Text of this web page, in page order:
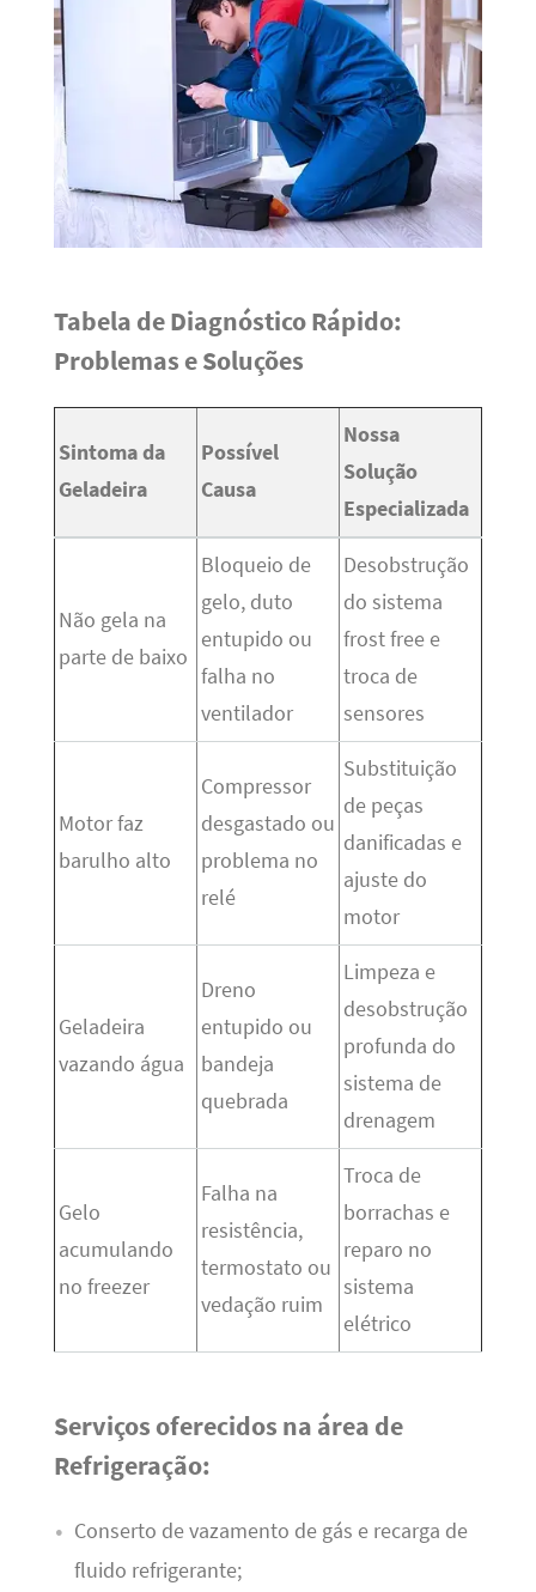
Tabela de Diagnóstico Rápido:
Problemas e Soluções
Sintoma da
Geladeira
Possível
Causa
Nossa
Solução
Especializada
Não gela na
parte de baixo
Bloqueio de
gelo, duto
entupido ou
falha no
ventilador
Desobstrução
do sistema
frost free e
troca de
sensores
Motor faz
barulho alto
Compressor
desgastado ou
problema no
relé
Substituição
de peças
danificadas e
ajuste do
motor
Geladeira
vazando água
Dreno
entupido ou
bandeja
quebrada
Limpeza e
desobstrução
profunda do
sistema de
drenagem
Gelo
acumulando
no freezer
Falha na
resistência,
termostato ou
vedação ruim
Troca de
borrachas e
reparo no
sistema
elétrico
Serviços oferecidos na área de
Refrigeração:
Conserto de vazamento de gás e recarga de
fluido refrigerante;